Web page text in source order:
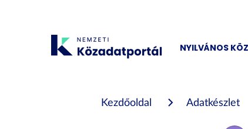
NYILVÁNOS
Kezdőoldal Adatkészlet